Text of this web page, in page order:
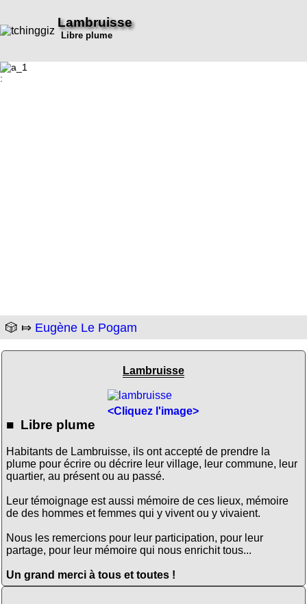
Lambruisse
Libre plume
:
🎲 ⤇ Eugène Le Pogam
Lambruisse
<Cliquez l'image>
■ Libre plume
Habitants de Lambruisse, ils ont accepté de prendre la
plume pour écrire ou décrire leur village, leur commune, leur
quartier, au présent ou au passé.
Leur témoignage est aussi mémoire de ces lieux, mémoire
de des hommes et femmes qui y vivent ou y vivaient.
Nous les remercions pour leur participation, pour leur
partage, pour leur mémoire qui nous enrichit tous...
Un grand merci à tous et toutes !